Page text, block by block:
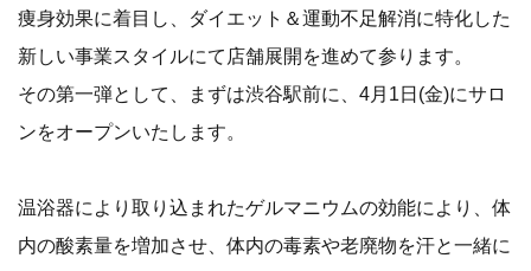
痩身効果に着目し、ダイエット＆運動不足解消に特化した
新しい事業スタイルにて店舗展開を進めて参ります。
その第一弾として、まずは渋谷駅前に、4月1日(金)にサロ
ンをオープンいたします。
温浴器により取り込まれたゲルマニウムの効能により、体
内の酸素量を増加させ、体内の毒素や老廃物を汗と一緒に